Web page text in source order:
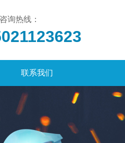
询热线：
联系我们